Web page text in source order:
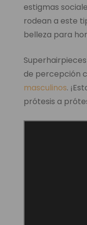
estigmas
rodean a este
belleza para
de percepción
masculinos.
prótesis a